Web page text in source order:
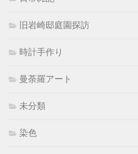
旧岩崎邸庭園探訪
時計手作り
曼荼羅アート
未分類
染色